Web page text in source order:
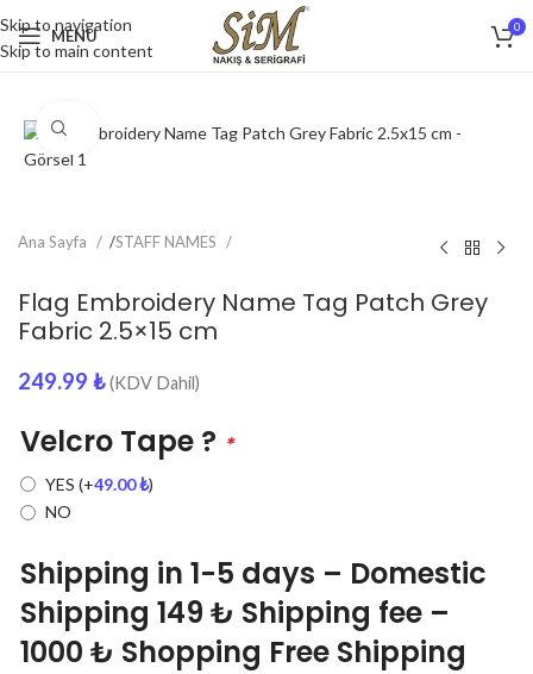
Skip to navigation
Skip to main content
MENU 0
Click to enlarge
Ana Sayfa /STAFF NAMES
Flag Embroidery Name Tag Patch Grey
Fabric 2.5×15 cm
249.99 ₺ (KDV Dahil)
Velcro Tape ? *
YES (+49.00₺)
NO
Shipping in 1-5 days – Domestic
Shipping 149 ₺ Shipping fee –
1000 ₺ Shopping Free Shipping